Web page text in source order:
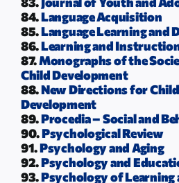
84.Language Acquisition
85.Language Learning and
86.Learning and
87.Monographs of the
Child Development
88.New Directions for
Development
89.Procedia – Social and
90.Psychological Review
91.Psychology and Aging
92.Psychology and
93.Psychology of